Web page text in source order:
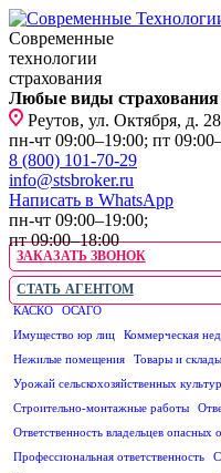
Современные
технологии
страхования
Любые виды страхования
Реутов, ул. Октября, д. 28
пн-чт 09:00–19:00; пт
8 (800) 101-70-29
info@stsbroker.ru
Написать в WhatsApp
пн-чт 09:00–19:00;
пт 09:00–18:00
ЗАКАЗАТЬ ЗВОНОК
СТАТЬ АГЕНТОМ
КАСКО ОСАГО
Имущество юр лиц
Коммерческая
Нежилые помещения
Товары и склады
Урожай сельскохозяйственных культур
Строительно-монтажные работы
Ответственность владельцев опасных
Профессиональная ответственность